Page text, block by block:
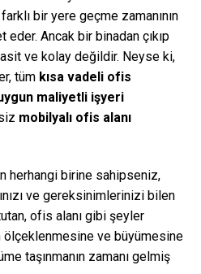
bir yere geçme zamanının
Ancak bir binadan çıkıp
ve kolay değildir. Neyse ki,
tüm kısa vadeli ofis
maliyetli işyeri
mobilyalı ofis alanı
herhangi birine sahipseniz,
ve gereksinimlerinizi bilen
ofis alanı gibi şeyler
ölçeklenmesine ve büyümesine
taşınmanın zamanı gelmiş